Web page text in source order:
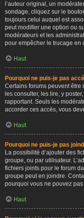
l’auteur original, un
sondage, cliquez sur le
toujours celui auquel est
peut modifier une option ou
modérateurs et les
pour empêcher le trucage en
Haut
Pourquoi ne puis-je pas
Certains forums peuvent être
les consulter, les lire, y
rapportant. Seuls les
accorder ces accès, vous
Haut
Pourquoi ne puis-je pas
La possibilité d’ajouter des
groupe, ou par utilisateur.
fichiers joints pour le forum
groupe peut en joindre.
pourquoi vous ne pouvez
Haut